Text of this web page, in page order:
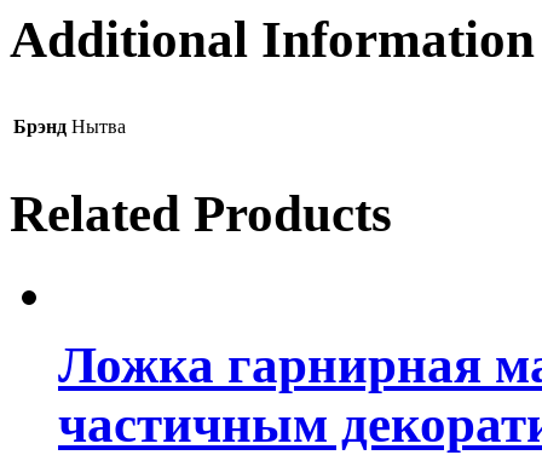
Additional Information
Брэнд Нытва
Related Products
Ложка гарнирная
частичным